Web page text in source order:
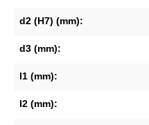
d2 (H7) (mm):
d3 (mm):
l1 (mm):
l2 (mm):